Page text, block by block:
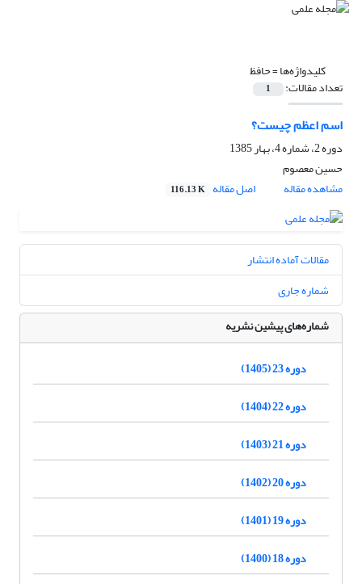
کلیدواژه‌ها =حافظ
تعداد مقالات: 1
اسم اعظم چیست؟
دوره 2، شماره 4، بهار 1385
حسین معصوم
مشاهده مقاله
اصل مقاله 116.13 K
مقالات آماده انتشار
شماره جاری
شماره‌های پیشین نشریه
دوره 23 (1405)
دوره 22 (1404)
دوره 21 (1403)
دوره 20 (1402)
دوره 19 (1401)
دوره 18 (1400)